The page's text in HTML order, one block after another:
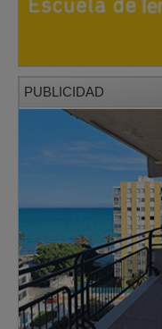
PUBLICIDAD